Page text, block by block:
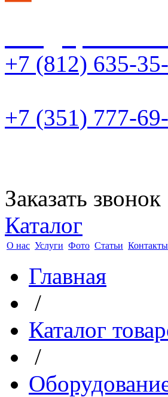
+7 (812) 635-
+7 (351) 777-
Заказать звонок
Каталог
О нас Услуги Фото Статьи Контакты
Главная
/
Каталог
/